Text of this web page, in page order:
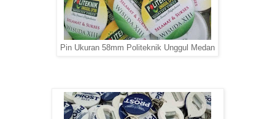
Pin Ukuran 58mm Politeknik Unggul Medan